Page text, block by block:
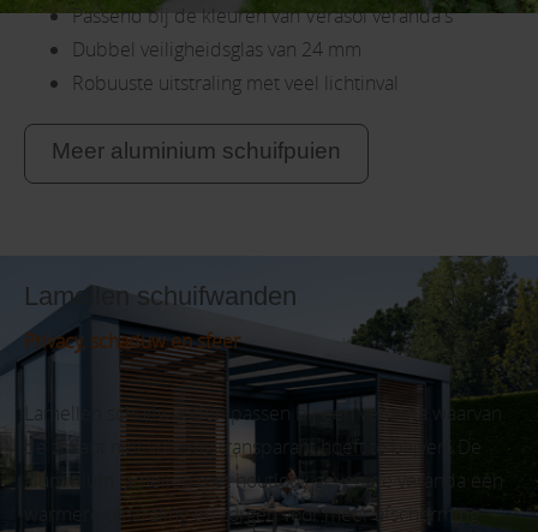
Passend bij de kleuren van Verasol veranda's
Dubbel veiligheidsglas van 24 mm
Robuuste uitstraling met veel lichtinval
Meer aluminium schuifpuien
Lamellen schuifwanden
Privacy, schaduw en sfeer
Lamellen schuifwanden passen bij een veranda waarvan
de zijkant niet volledig transparant hoeft te blijven. De
aluminium lamellen met houtlook geven de veranda een
warmere uitstraling en zorgen voor meer afscherming